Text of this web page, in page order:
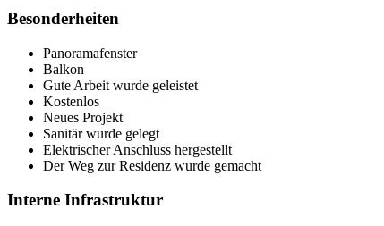
Besonderheiten
Panoramafenster
Balkon
Gute Arbeit wurde geleistet
Kostenlos
Neues Projekt
Sanitär wurde gelegt
Elektrischer Anschluss hergestellt
Der Weg zur Residenz wurde gemacht
Interne Infrastruktur